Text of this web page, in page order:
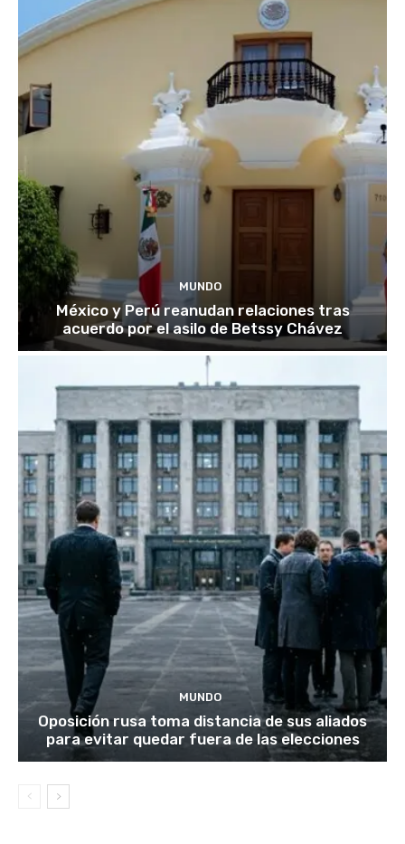
MUNDO
México y Perú reanudan relaciones tras
acuerdo por el asilo de Betssy Chávez
MUNDO
Oposición rusa toma distancia de sus aliados
para evitar quedar fuera de las elecciones